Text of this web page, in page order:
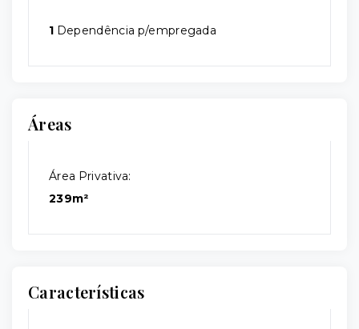
1 Dependência p/empregada
Áreas
Área Privativa:
239m²
Características